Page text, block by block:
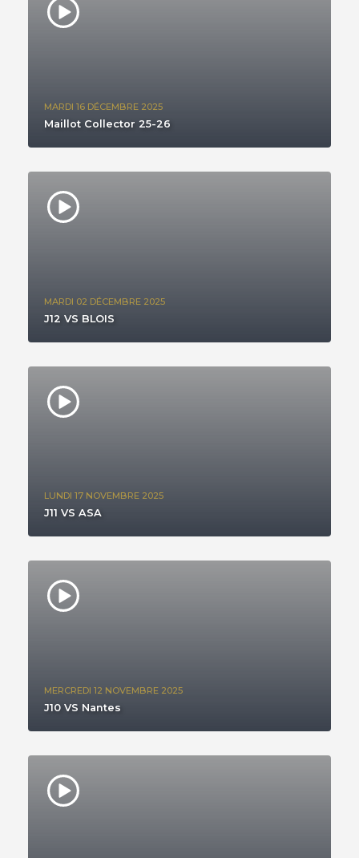
MARDI 16 DÉCEMBRE 2025
Maillot Collector 25-26
MARDI 02 DÉCEMBRE 2025
J12 VS BLOIS
LUNDI 17 NOVEMBRE 2025
J11 VS ASA
MERCREDI 12 NOVEMBRE 2025
J10 VS Nantes